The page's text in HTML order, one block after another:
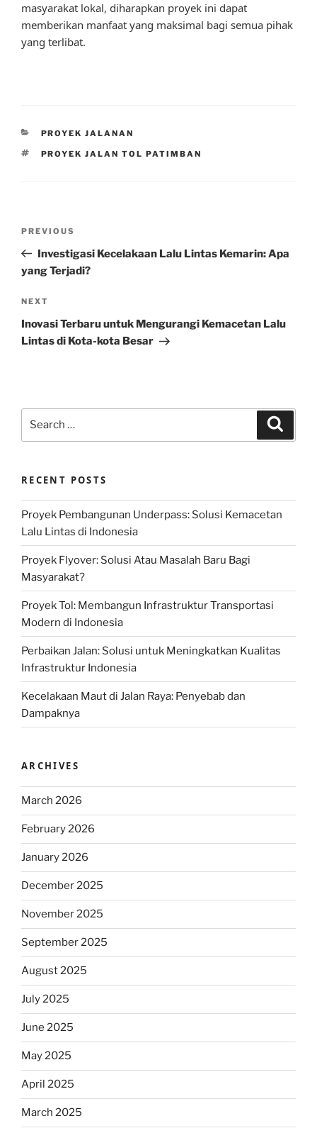
masyarakat lokal, diharapkan proyek ini dapat
memberikan manfaat yang maksimal bagi semua pihak
yang terlibat.
CATEGORIES
PROYEK JALANAN
TAGS
PROYEK JALAN TOL PATIMBAN
Previous
Post
PREVIOUS
Investigasi Kecelakaan Lalu Lintas Kemarin: Apa
yang Terjadi?
Next
Post
NEXT
Inovasi Terbaru untuk Mengurangi Kemacetan Lalu
Lintas di Kota-kota Besar
RECENT POSTS
Proyek Pembangunan Underpass: Solusi Kemacetan
Lalu Lintas di Indonesia
Proyek Flyover: Solusi Atau Masalah Baru Bagi
Masyarakat?
Proyek Tol: Membangun Infrastruktur Transportasi
Modern di Indonesia
Perbaikan Jalan: Solusi untuk Meningkatkan Kualitas
Infrastruktur Indonesia
Kecelakaan Maut di Jalan Raya: Penyebab dan
Dampaknya
ARCHIVES
March 2026
February 2026
January 2026
December 2025
November 2025
September 2025
August 2025
July 2025
June 2025
May 2025
April 2025
March 2025